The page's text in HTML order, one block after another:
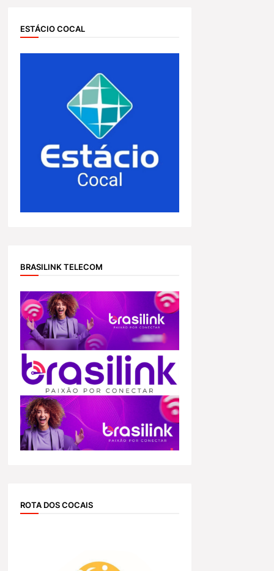
ESTÁCIO COCAL
BRASILINK TELECOM
ROTA DOS COCAIS